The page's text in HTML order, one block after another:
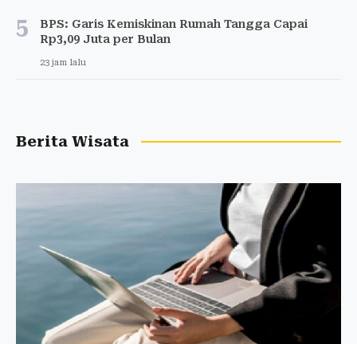
5
BPS: Garis Kemiskinan Rumah Tangga Capai
Rp3,09 Juta per Bulan
23 jam lalu
Berita Wisata